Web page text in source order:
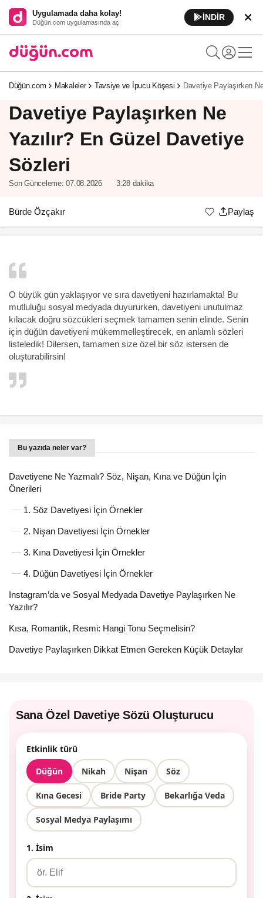
Uygulamada daha kolay!
Düğün.com uygulamasında aç
İNDİR
Düğün.com Makaleler Tavsiye ve İpucu Köşesi Davetiye Paylaşırken
Davetiye Paylaşırken Ne
Yazılır? En Güzel Davetiye
Sözleri
Son Günceleme: 07.08.2026 3:28 dakika
Bürde Özçakır Paylaş
O büyük gün yaklaşıyor ve sıra davetiyeni hazırlamakta! Bu
mutluluğu sosyal medyada duyururken, davetiyeni unutulmaz
kılacak doğru sözcükleri seçmek tamamen senin elinde. Senin
için düğün davetiyeni mükemmelleştirecek, en anlamlı sözleri
listeledik! Dilersen, tamamen size özel bir söz istersen de
oluşturabilirsin!
Bu yazıda neler var?
Davetiyene Ne Yazmalı? Söz, Nişan, Kına ve Düğün İçin
Önerileri
1. Söz Davetiyesi İçin Örnekler
2. Nişan Davetiyesi İçin Örnekler
3. Kına Davetiyesi İçin Örnekler
4. Düğün Davetiyesi İçin Örnekler
Instagram’da ve Sosyal Medyada Davetiye Paylaşırken Ne
Yazılır?
Kısa, Romantik, Resmi: Hangi Tonu Seçmelisin?
Davetiye Paylaşırken Dikkat Etmen Gereken Küçük Detaylar
Sana Özel Davetiye Sözü Oluşturucu
Etkinlik türü
Düğün
Nikah Nişan Söz
Kına Gecesi Bride Party Bekarlığa Veda
Sosyal Medya Paylaşımı
1. İsim